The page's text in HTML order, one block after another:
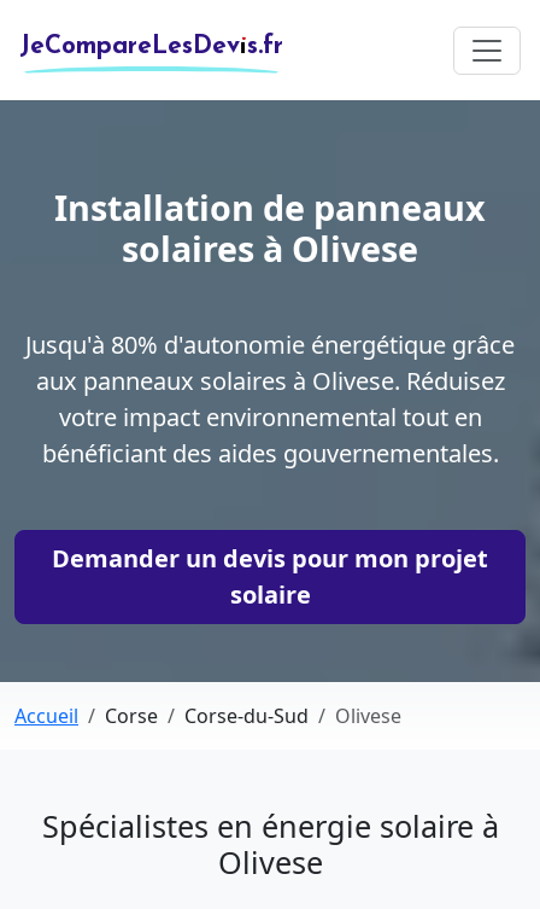
JeCompareLesDevis.fr
Installation de panneaux
solaires à Olivese
Jusqu'à 80% d'autonomie énergétique grâce
aux panneaux solaires à Olivese. Réduisez
votre impact environnemental tout en
bénéficiant des aides gouvernementales.
Demander un devis pour mon projet
solaire
Accueil Corse Corse-du-Sud Olivese
Spécialistes en énergie solaire à
Olivese